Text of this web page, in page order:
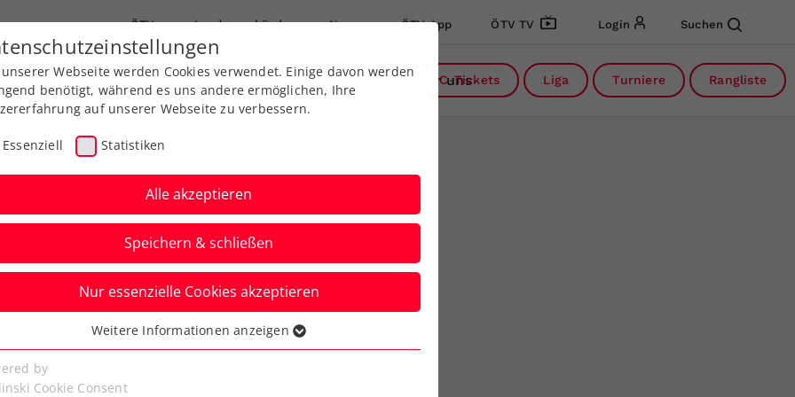
ÖTV Landesverbände News ÖTV App ÖTV TV Login Suchen
Leistungssport Ausbildung Services Über uns
DC-Tickets Liga Turniere Rangliste
der win2day
für Linz und
Webseite werden Cookies verwendet. Einige davon werden
benötigt, während es uns andere ermöglichen, Ihre
auf unserer Webseite zu verbessern.
Essenziell Statistiken
Alle akzeptieren
Speichern & schließen
Nur essenzielle Cookies akzeptieren
Cookies werden für grundlegende Funktionen der
benötigt. Dadurch ist gewährleistet, dass die Webseite
Weitere Informationen anzeigen
by
Cookie Consent